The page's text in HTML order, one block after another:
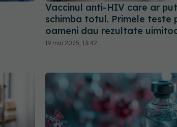
Vaccinul anti-HIV care ar
schimba totul. Primele teste
oameni dau rezultate
19 mai 2025, 13:42